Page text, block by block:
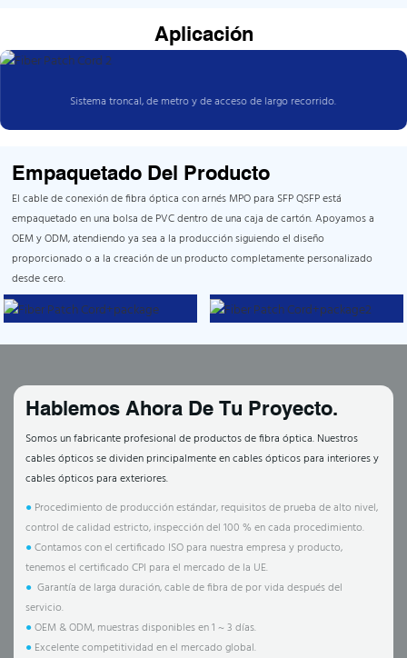
Aplicación
Sistema troncal, de metro y de acceso de largo recorrido.
Empaquetado Del Producto
El cable de conexión de fibra óptica con arnés MPO para SFP QSFP está
empaquetado en una bolsa de PVC dentro de una caja de cartón. Apoyamos a
OEM y ODM, atendiendo ya sea a la producción siguiendo el diseño
proporcionado o a la creación de un producto completamente personalizado
desde cero.
Hablemos Ahora De Tu Proyecto.
Somos un fabricante profesional de productos de fibra óptica. Nuestros
cables ópticos se dividen principalmente en cables ópticos para interiores y
cables ópticos para exteriores.
● Procedimiento de producción estándar, requisitos de prueba de alto nivel,
control de calidad estricto, inspección del 100 % en cada procedimiento.
●Contamos con el certificado ISO para nuestra empresa y producto,
tenemos el certificado CPI para el mercado de la UE.
● Garantía de larga duración, cable de fibra de por vida después del
servicio.
●OEM & ODM, muestras disponibles en 1 ~ 3 días.
● Excelente competitividad en el mercado global.